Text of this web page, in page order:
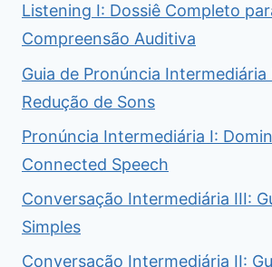
Listening I: Dossiê Completo
Compreensão Auditiva
Guia de Pronúncia Intermediária
Redução de Sons
Pronúncia Intermediária I:
Connected Speech
Conversação Intermediária III:
Simples
Conversação Intermediária II: